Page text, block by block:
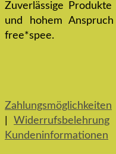
Zuverlässige
und hohem
free*spee.
Zahlungsmöglichkeiten
Widerrufsbelehrung
Kundeninformationen